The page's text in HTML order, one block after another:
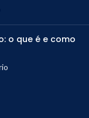
o que é e como